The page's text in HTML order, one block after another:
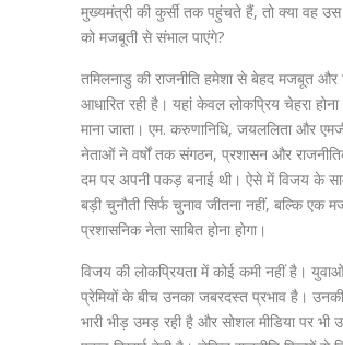
मुख्यमंत्री की कुर्सी तक पहुंचते हैं, तो क्या वह उस
को मजबूती से संभाल पाएंगे?
तमिलनाडु की राजनीति हमेशा से बेहद मजबूत और
आधारित रही है। यहां केवल लोकप्रिय चेहरा होना
माना जाता। एम. करुणानिधि, जयललिता और
नेताओं ने वर्षों तक संगठन, प्रशासन और
दम पर अपनी पकड़ बनाई थी। ऐसे में विजय के
बड़ी चुनौती सिर्फ चुनाव जीतना नहीं, बल्कि एक
प्रशासनिक नेता साबित होना होगा।
विजय की लोकप्रियता में कोई कमी नहीं है।
प्रेमियों के बीच उनका जबरदस्त प्रभाव है।
भारी भीड़ उमड़ रही है और सोशल मीडिया पर भी